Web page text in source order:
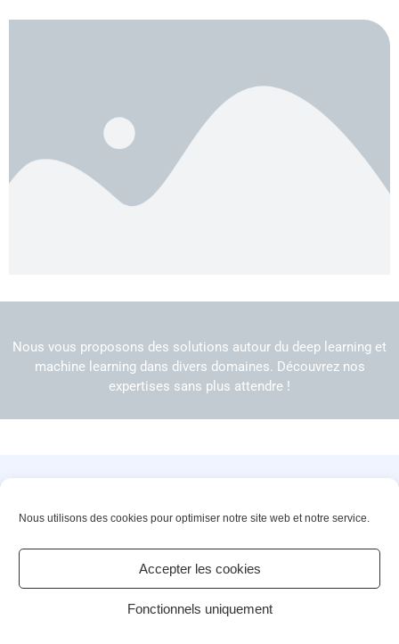
Nous utilisons des cookies pour optimiser notre site web et notre service.
Accepter les cookies
Fonctionnels uniquement
Nous vous proposons des solutions autour du deep learning et
machine learning dans divers domaines. Découvrez nos
expertises sans plus attendre !
Actualités